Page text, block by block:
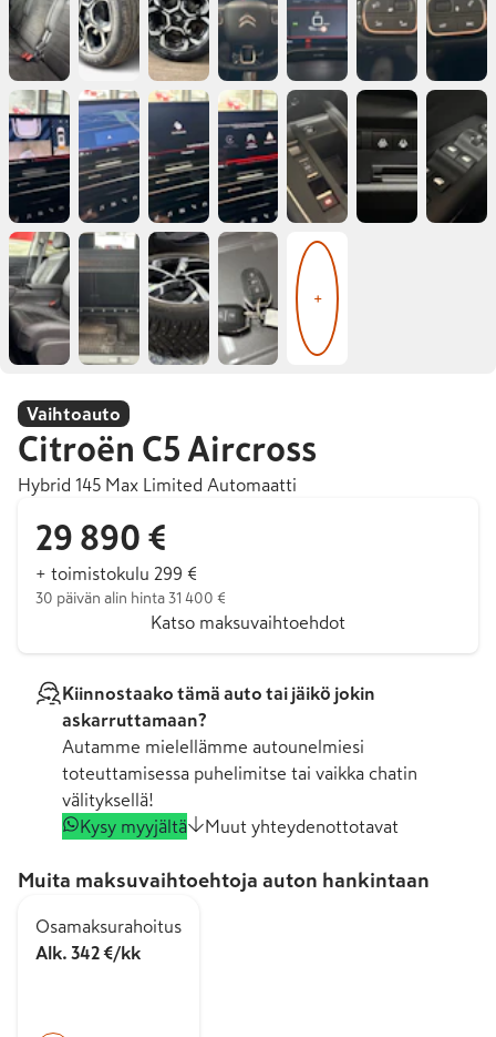
+
Vaihtoauto
Citroën C5 Aircross
Hybrid 145 Max Limited Automaatti
29 890 €
+ toimistokulu 299 €
30 päivän alin hinta 31 400 €
Katso maksuvaihtoehdot
Kiinnostaako tämä auto tai jäikö jokin
askarruttamaan?
Autamme mielellämme autounelmiesi
toteuttamisessa puhelimitse tai vaikka chatin
välityksellä!
Kysy myyjältä
Muut yhteydenottotavat
Muita maksuvaihtoehtoja auton hankintaan
Osamaksurahoitus
Alk. 342 €/kk